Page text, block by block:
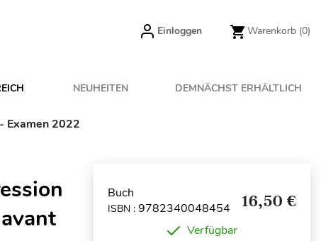
Einloggen Warenkorb (0)
NEUHEITEN DEMNÄCHST ERHÄLTLICH
Examen 2022
Buch
ISBN : 9782340048454 16,50 €
Verfügbar